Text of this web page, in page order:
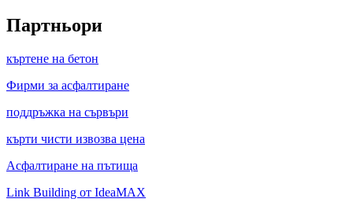
Партньори
къртене на бетон
Фирми за асфалтиране
поддръжка на сървъри
кърти чисти извозва цена
Асфалтиране на пътища
Link Building от IdeaMAX